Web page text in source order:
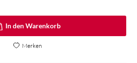
In den Warenkorb
Merken